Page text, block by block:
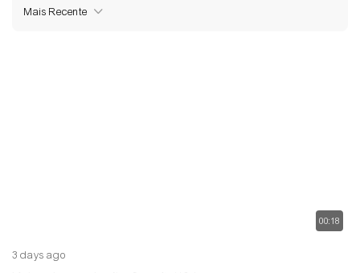
Mais Recente
00:18
3 days ago